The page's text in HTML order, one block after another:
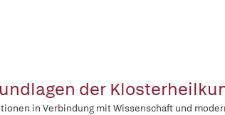
der
in Verbindung mit Wissenschaft und